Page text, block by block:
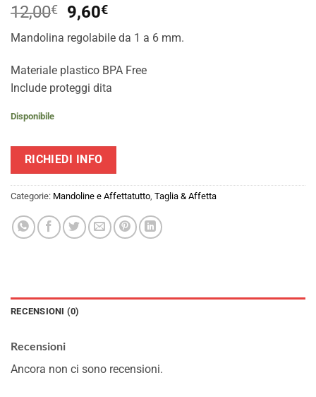
12,00€
Il
prezzo
originale
era:
12,00€.
9,60€Il
prezzo
attuale
è:
9,60€.
Mandolina regolabile da 1 a 6 mm.
Materiale plastico BPA Free
Include proteggi dita
Disponibile
RICHIEDI INFO
Categorie: Mandoline e Affettatutto Taglia & Affetta
RECENSIONI (0)
Recensioni
Ancora non ci sono recensioni.